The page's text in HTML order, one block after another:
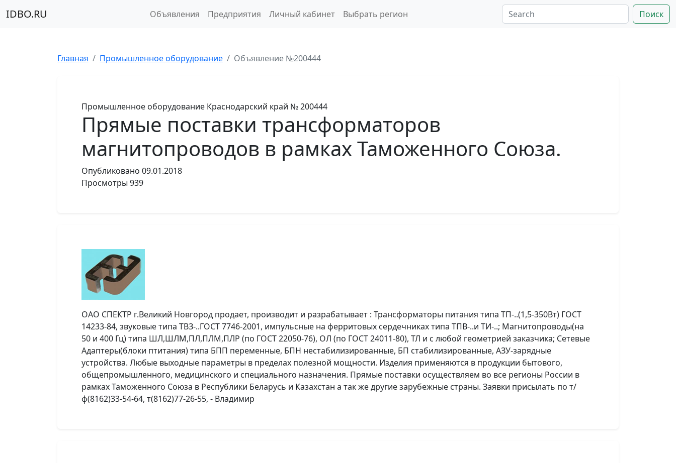
IDBO.RU Объявления Предприятия Личный кабинет Выбрать регион Поиск
Главная Промышленное оборудование Объявление №200444
Промышленное оборудование Краснодарский край № 200444
Прямые поставки трансформаторов
магнитопроводов в рамках Таможенного Союза.
Опубликовано 09.01.2018
Просмотры 939
ОАО СПЕКТР г.Великий Новгород продает, производит и разрабатывает : Трансформаторы питания типа ТП-..(1,5-350Вт) ГОСТ
14233-84, звуковые типа ТВЗ-..ГОСТ 7746-2001, импульсные на ферритовых сердечниках типа ТПВ-..и ТИ-..; Магнитопроводы(на
50 и 400 Гц) типа ШЛ,ШЛМ,ПЛ,ПЛМ,ПЛР (по ГОСТ 22050-76), ОЛ (по ГОСТ 24011-80), ТЛ и с любой геометрией заказчика; Сетевые
Адаптеры(блоки птитания) типа БПП переменные, БПН нестабилизированные, БП стабилизированные, АЗУ-зарядные
устройства. Любые выходные параметры в пределах полезной мощности. Изделия применяются в продукции бытового,
общепромышленного, медицинского и специального назначения. Прямые поставки осуществляем во все регионы России в
рамках Таможенного Союза в Республики Беларусь и Казахстан а так же другие зарубежные страны. Заявки присылать по т/
ф(8162)33-54-64, т(8162)77-26-55, - Владимир